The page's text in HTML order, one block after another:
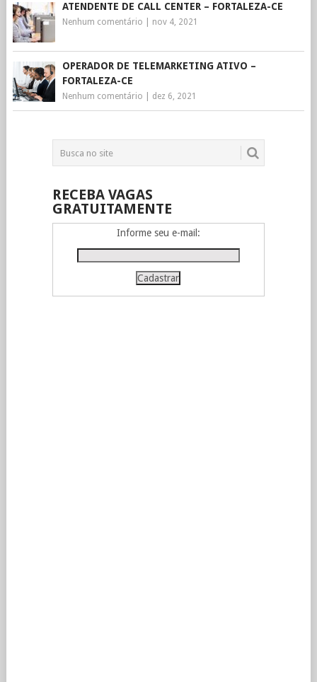
ATENDENTE DE CALL CENTER – FORTALEZA-CE
Nenhum comentário nov 4, 2021
OPERADOR DE TELEMARKETING ATIVO –
FORTALEZA-CE
Nenhum comentário dez 6, 2021
RECEBA VAGAS
GRATUITAMENTE
Informe seu e-mail: